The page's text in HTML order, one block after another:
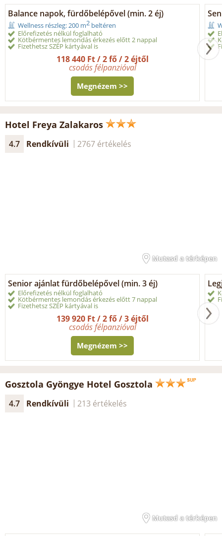
Balance napok, fürdőbelépővel (min. 2 éj)
Wellness részleg: 200 m2 beltéren
Előrefizetés nélkül foglalható
Kötbérmentes lemondás érkezés előtt 2 nappal
Fizethetsz SZÉP kártyával is
118 440 Ft / 2 fő / 2 éjtől
csodás félpanzióval
Megnézem >>
Hotel Freya Zalakaros
4.7 Rendkívüli 2767 értékelés
Mutasd a térképen
Senior ajánlat fürdőbelépővel (min. 3 éj)
Előrefizetés nélkül foglalható
Kötbérmentes lemondás érkezés előtt 7 nappal
Fizethetsz SZÉP kártyával is
139 920 Ft / 2 fő / 3 éjtől
csodás félpanzióval
Megnézem >>
Gosztola Gyöngye Hotel Gosztola
4.7 Rendkívüli 213 értékelés
Mutasd a térképen